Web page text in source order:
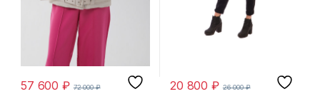
57 600₽ 72 000₽ 20 800₽ 26 000₽